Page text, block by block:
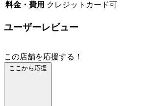
料金・費用 クレジットカード可
ユーザーレビュー
この店舗を応援する！
ここから応援